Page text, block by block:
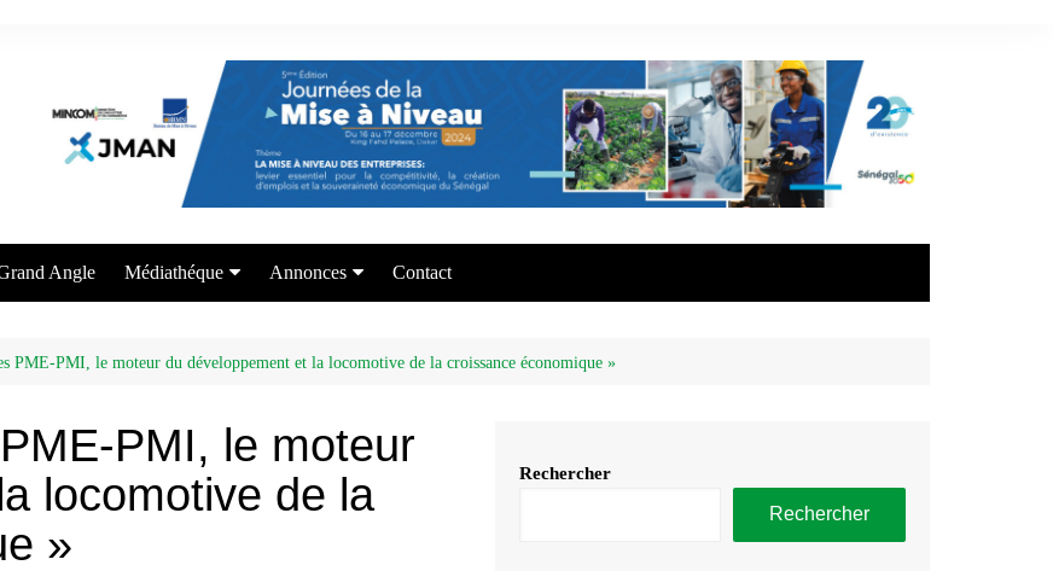
Angle Médiathéque
Vidéos
Annonces
Offre de formation
Contact
PME-PMI, le moteur du développement et la locomotive de la croissance économique »
PMI, le moteur
locomotive de la
»
Rechercher
Rechercher